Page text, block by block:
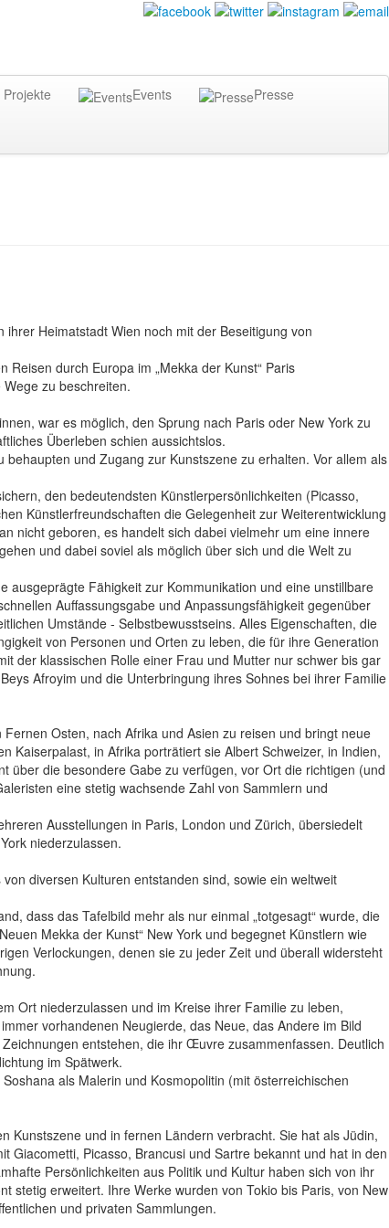
Events Presse
Heimatstadt Wien noch mit der Beseitigung von
durch Europa im „Mekka der Kunst“ Paris
zu beschreiten.
war es möglich, den Sprung nach Paris oder New York zu
Überleben schien aussichtslos.
und Zugang zur Kunstszene zu erhalten. Vor allem als
den bedeutendsten Künstlerpersönlichkeiten (Picasso,
Künstlerfreundschaften die Gelegenheit zur Weiterentwicklung
nicht geboren, es handelt sich dabei vielmehr um eine innere
und dabei soviel als möglich über sich und die Welt zu
ausgeprägte Fähigkeit zur Kommunikation und eine unstillbare
Auffassungsgabe und Anpassungsfähigkeit gegenüber
Umstände - Selbstbewusstseins. Alles Eigenschaften, die
von Personen und Orten zu leben, die für ihre Generation
der klassischen Rolle einer Frau und Mutter nur schwer bis gar
Afroyim und die Unterbringung ihres Sohnes bei ihrer Familie
Osten, nach Afrika und Asien zu reisen und bringt neue
Kaiserpalast, in Afrika porträtiert sie Albert Schweizer, in Indien,
über die besondere Gabe zu verfügen, vor Ort die richtigen (und
eine stetig wachsende Zahl von Sammlern und
Ausstellungen in Paris, London und Zürich, übersiedelt
niederzulassen.
diversen Kulturen entstanden sind, sowie ein weltweit
dass das Tafelbild mehr als nur einmal „totgesagt“ wurde, die
Mekka der Kunst“ New York und begegnet Künstlern wie
Verlockungen, denen sie zu jeder Zeit und überall widersteht
Ort niederzulassen und im Kreise ihrer Familie zu leben,
vorhandenen Neugierde, das Neue, das Andere im Bild
entstehen, die ihr Œuvre zusammenfassen. Deutlich
im Spätwerk.
als Malerin und Kosmopolitin (mit österreichischen
Kunstszene und in fernen Ländern verbracht. Sie hat als Jüdin,
Giacometti, Picasso, Brancusi und Sartre bekannt und hat in den
Persönlichkeiten aus Politik und Kultur haben sich von ihr
stetig erweitert. Ihre Werke wurden von Tokio bis Paris, von New
und privaten Sammlungen.